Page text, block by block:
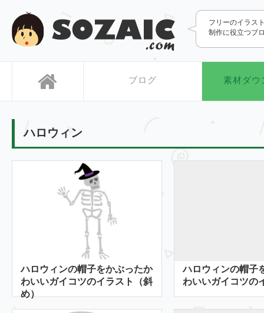
SOZAIC.com
フリーのイラス
制作に役立つブ
ブログ 素材ダウ
ハロウィン
ハロウィンの帽子をかぶったか
わいいガイコツのイラスト（斜
め）
ハロウィンの帽子
わいいガイコツの